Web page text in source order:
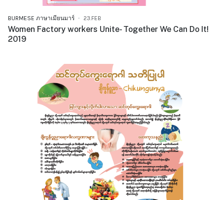
BURMESE ภาษาเมียนมาร์ 23.FEB
Women Factory workers Unite- Together We Can Do It!
2019